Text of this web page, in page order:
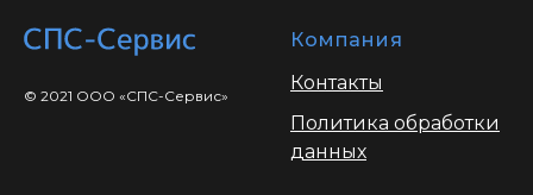
© 2021 ООО «СПС-Сервис»
Компания
Контакты
Политика обработки
данных